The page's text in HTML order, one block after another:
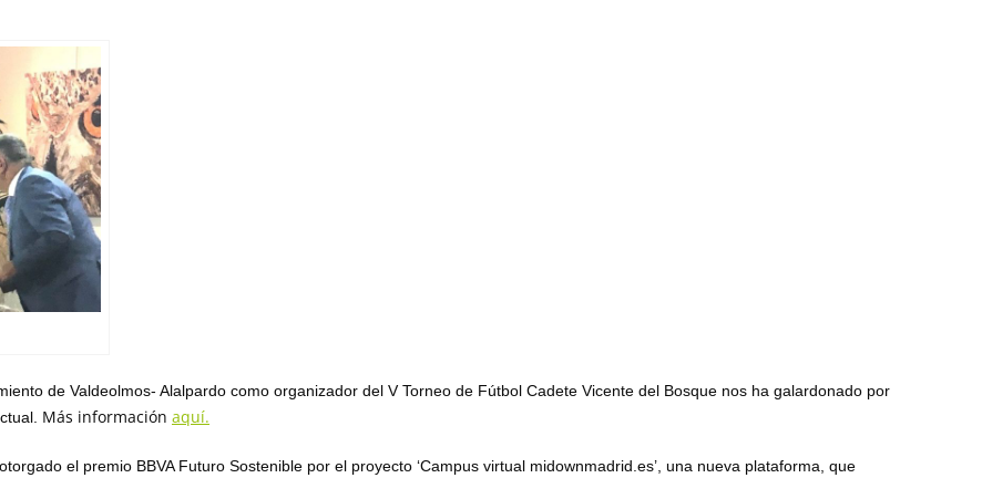
de Valdeolmos- Alalpardo como organizador del V Torneo de Fútbol Cadete Vicente del Bosque nos ha galardonado por
Más información aquí.
el premio BBVA Futuro Sostenible por el proyecto ‘Campus virtual midownmadrid.es’, una nueva plataforma, que